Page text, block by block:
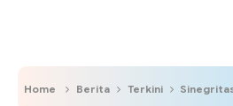
Home Berita Terkini Sinegritas Babinsa Koramil